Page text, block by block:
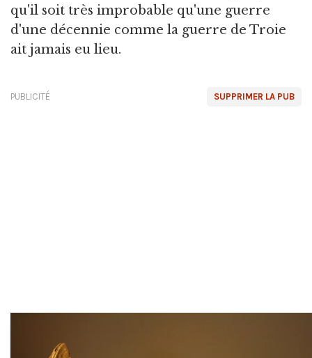
qu'il soit très improbable qu'une guerre
d'une décennie comme la guerre de Troie
ait jamais eu lieu.
SUPPRIMER LA PUB
PUBLICITÉ